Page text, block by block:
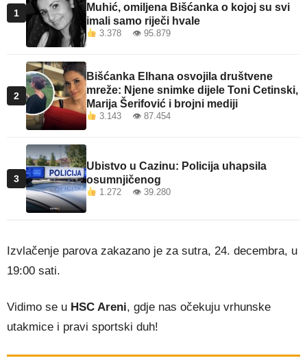
1
Muhić, omiljena Bišćanka o kojoj su svi
imali samo riječi hvale
3.378 👁 95.879
2
Bišćanka Elhana osvojila društvene
mreže: Njene snimke dijele Toni Cetinski,
Marija Šerifović i brojni mediji
3.143 👁 87.454
3
Ubistvo u Cazinu: Policija uhapsila
osumnjičenog
1.272 👁 39.280
Izvlačenje parova zakazano je za sutra, 24. decembra, u
19:00 sati.
Vidimo se u HSC Areni, gdje nas očekuju vrhunske
utakmice i pravi sportski duh!